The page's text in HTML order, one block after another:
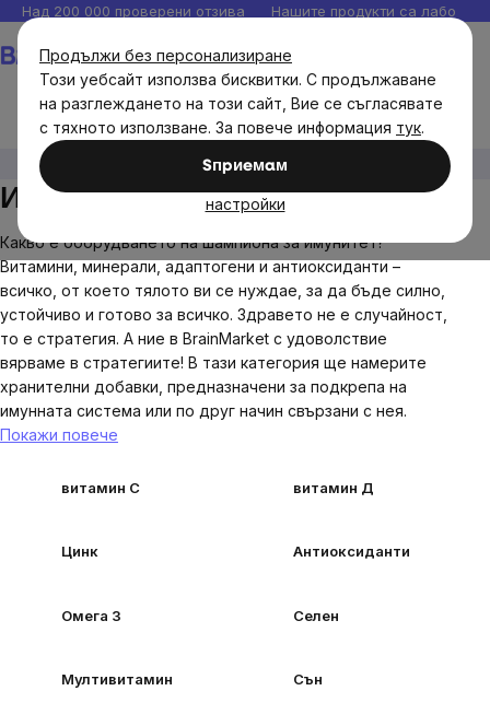
Продължи без персонализиране
Този уебсайт използва бисквитки. С продължаване
на разглеждането на този сайт, Вие се съгласявате
с тяхното използване. За повече информация тук.
Sпpиeмaм
настройки
Прескочи
към
съдържанието
Над 200 000 проверени отзива Нашите продукти са
Имунитет
Какво е оборудването на шампиона за имунитет?
Витамини, минерали, адаптогени и антиоксиданти –
всичко, от което тялото ви се нуждае, за да бъде силно,
устойчиво и готово за всичко. Здравето не е случайност,
то е стратегия. А ние в BrainMarket с удоволствие
вярваме в стратегиите! В тази категория ще намерите
хранителни добавки, предназначени за подкрепа на
имунната система или по друг начин свързани с нея.
Покажи повече
витамин С витамин Д
Цинк Антиоксиданти
Омега 3 Селен
Мултивитамин Сън